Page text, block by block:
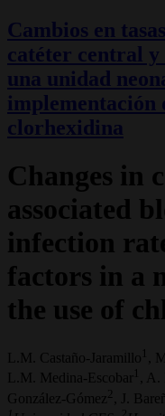
Cambios en
catéter central y
una unidad
implementación
clorhexidina
Changes in
associated
infection
factors in a
the use of
L.M. Castaño-Jaramillo 1 ,
L.M. Medina-Escobar 1 ,
González-Gómez
, J.
1
2